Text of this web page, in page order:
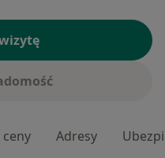
ceny Adresy